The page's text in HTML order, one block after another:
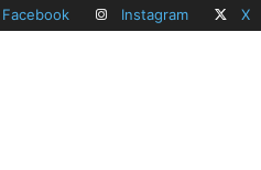
Facebook Instagram X